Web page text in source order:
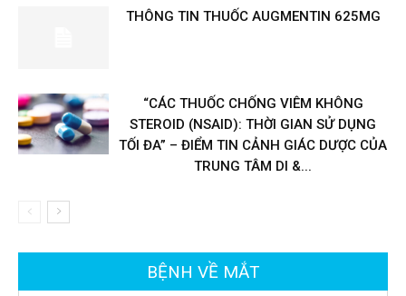
THÔNG TIN THUỐC AUGMENTIN 625MG
“CÁC THUỐC CHỐNG VIÊM KHÔNG
STEROID (NSAID): THỜI GIAN SỬ DỤNG
TỐI ĐA” – ĐIỂM TIN CẢNH GIÁC DƯỢC CỦA
TRUNG TÂM DI &...
BỆNH VỀ MẮT